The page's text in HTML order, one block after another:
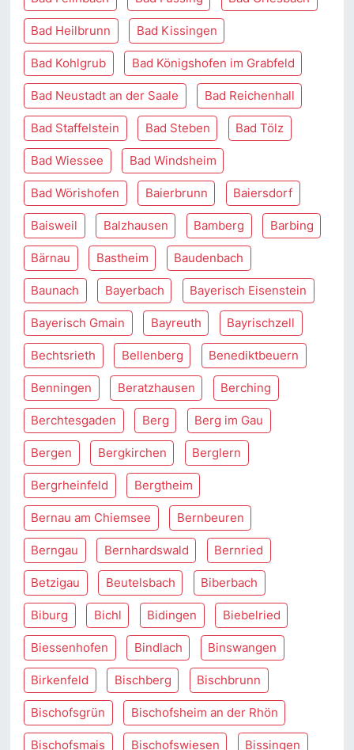
Bad Heilbrunn Bad Kissingen
Bad Kohlgrub Bad Königshofen im Grabfeld
Bad Neustadt an der Saale Bad Reichenhall
Bad Staffelstein Bad Steben Bad Tölz
Bad Wiessee Bad Windsheim
Bad Wörishofen Baierbrunn Baiersdorf
Baisweil Balzhausen Bamberg Barbing
Bärnau Bastheim Baudenbach
Baunach Bayerbach Bayerisch Eisenstein
Bayerisch Gmain Bayreuth Bayrischzell
Bechtsrieth Bellenberg Benediktbeuern
Benningen Beratzhausen Berching
Berchtesgaden Berg Berg im Gau
Bergen Bergkirchen Berglern
Bergrheinfeld Bergtheim
Bernau am Chiemsee Bernbeuren
Berngau Bernhardswald Bernried
Betzigau Beutelsbach Biberbach
Biburg Bichl Bidingen Biebelried
Biessenhofen Bindlach Binswangen
Birkenfeld Bischberg Bischbrunn
Bischofsgrün Bischofsheim an der Rhön
Bischofsmais Bischofswiesen Bissingen